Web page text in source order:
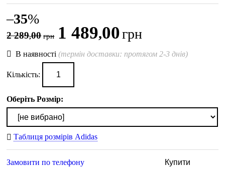
–35%
2 289,00 грн 1 489,00грн
В наявності(термін доставки: протягом 2-3 днів)
Кількість:
Оберіть Розмір:
Таблиця розмірів Adidas
Замовити по телефону
Купити